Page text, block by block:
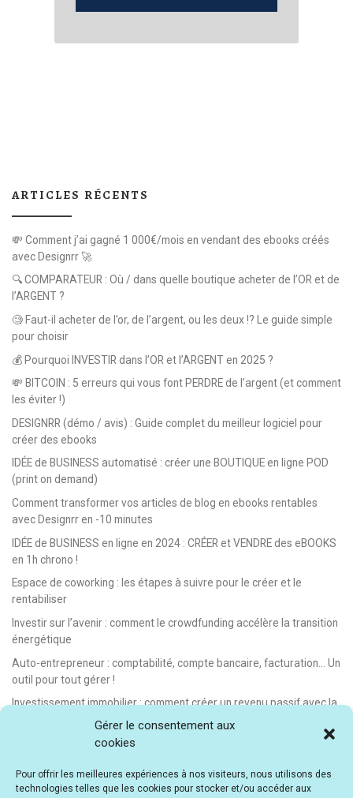
Gérer le consentement aux
cookies
Pour offrir les meilleures expériences à nos visiteurs, nous utilisons des
technologies telles que les cookies pour stocker et/ou accéder aux
ARTICLES RÉCENTS
💸 Comment j’ai gagné 1 000€/mois en vendant des ebooks créés
avec Designrr 🚀
🔍 COMPARATEUR : Où / dans quelle boutique acheter de l’OR et de
l’ARGENT ?
🧐 Faut-il acheter de l’or, de l’argent, ou les deux !? Le guide simple
pour choisir
💰 Pourquoi INVESTIR dans l’OR et l’ARGENT en 2025 ?
💸 BITCOIN : 5 erreurs qui vous font PERDRE de l’argent (et comment
les éviter !)
DESIGNRR (démo / avis) : Guide complet du meilleur logiciel pour
créer des ebooks
IDÉE de BUSINESS automatisé : créer une BOUTIQUE en ligne POD
(print on demand)
Comment transformer vos articles de blog en ebooks rentables
avec Designrr en -10 minutes
IDÉE de BUSINESS en ligne en 2024 : CRÉER et VENDRE des eBOOKS
en 1h chrono !
Espace de coworking : les étapes à suivre pour le créer et le
rentabiliser
Investir sur l’avenir : comment le crowdfunding accélère la transition
énergétique
Auto-entrepreneur : comptabilité, compte bancaire, facturation… Un
outil pour tout gérer !
Investissement immobilier : comment créer un revenu passif avec la
location saisonnière
E-learning : les meilleurs LMS gratuits et payants pour créer et
Idée de business en ligne automatisé : vendre des formations en e-